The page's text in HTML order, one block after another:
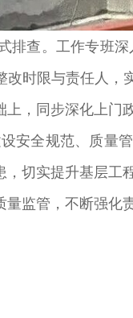
查。工作专班
时限与责任人，
同步深化上门
安全规范、质量
切实提升基层工
管，不断强化